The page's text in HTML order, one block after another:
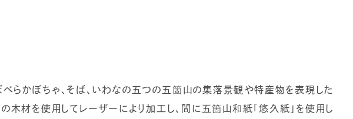
べらかぼちゃ、そば、いわなの五つの五箇山の集落景観や特産物を表現した
木材を使用してレーザーにより加工し、間に五箇山和紙「悠久紙」を使用し